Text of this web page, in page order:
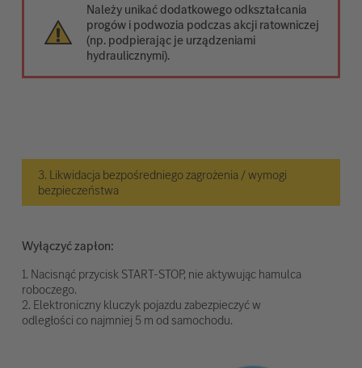
Należy unikać dodatkowego odkształcania
progów i podwozia podczas akcji ratowniczej
(np. podpierając je urządzeniami
hydraulicznymi).
3. Likwidacja bezpośredniego zagrożenia / wymogi
bezpieczeństwa
Wyłączyć zapłon:
1. Nacisnąć przycisk START-STOP, nie aktywując hamulca
roboczego.
2. Elektroniczny kluczyk pojazdu zabezpieczyć w
odległości co najmniej 5 m od samochodu.